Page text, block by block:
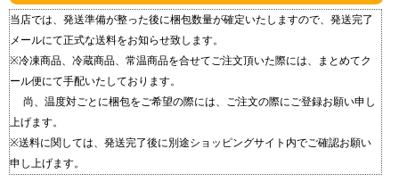
当店では、発送準備が整った後に梱包数量が確定いたしますので、発送完了
メールにて正式な送料をお知らせ致します。
※冷凍商品、冷蔵商品、常温商品を合せてご注文頂いた際には、まとめてク
ール便にて手配いたしております。
尚、温度対ごとに梱包をご希望の際には、ご注文の際にご登録お願い申し
上げます。
※送料に関しては、発送完了後に別途ショッピングサイト内でご確認お願い
申し上げます。